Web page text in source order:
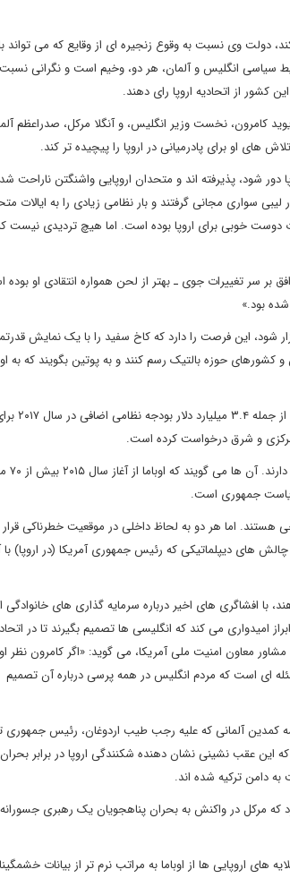
دولت وی نسبت به وقوع زنجیره ای از وقایع که می تواند
سیاسی انگلیس و آلمان، هر دو، وخیم است و نگرانی
کشور از اتحادیه اروپا رای دهند.
کامرون، نخست وزیر انگلیس، و آنگلا مرکل، صدراعظم
های او برای پادرمیانی در اروپا را پیچیده تر کند.
دور شود، پذیرفته اند و متحدان اروپایی واشنگتن ناراحت
سواری مجانی گرفتند و بار نظامی زیادی را به ایالات
دوست خوبی برای اروپا بوده است. اما هیچ تردیدی نیست
بر سر تغییرات جوی ـ بهتر از لحن همواره انتقادی او
این فرصت را دارد که کاخ سفید را با یک نمایش
حوزه بالتیک رسم کنند و به پوتین بگویند که به او
مقام های آمریکایی می گویند که اوباما همین حالا نیز در این رابطه اقداماتی را انجام داده
مرکزی و شرق درخواست کرده است.
این مقامات بر سر
ریاست جمهوری است.
هستند. اما هر دو به لحاظ داخلی در موقعیت خطرناکی قرار
های دیپلماتیکی که رئیس جمهوری آمریکا (در اروپا)
با افشاگری های اخیر درباره سرمایه گذاری های
امیدواری می کند که انگلیسی ها تصمیم بگیرند تا در
مشاور معاون امنیت ملی آمریکا، می گوید: «اگر کامرون نظر
ای است که مردم انگلیس در همه پرسی درباره آن تصمیم
کمدین آلمانی که علیه رجب طیب اردوغان، رئیس جمهوری
این عقب نشینی نشان دهنده شکنندگی اروپا در برابر بحران
دامن ترکیه شده اند.
که مرکل در واکنش به بحران پناهجویان یک رهبری جسورانه
اروپایی ها از اوباما به مراتب نرم تر از بیانات